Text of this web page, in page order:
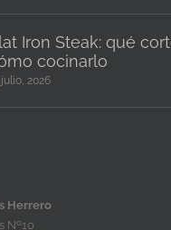
Iron Steak: qué
cocinarlo
julio, 2026
Herrero
Nº10